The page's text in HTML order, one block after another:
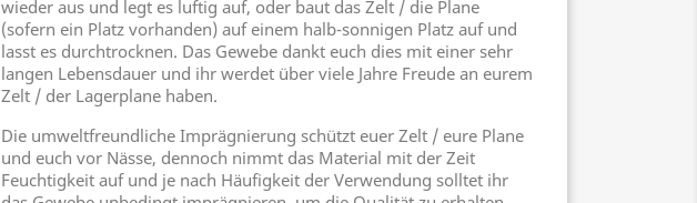
wieder aus und legt es luftig auf, oder baut das Zelt / die Plane
(sofern ein Platz vorhanden) auf einem halb-sonnigen Platz auf und
lasst es durchtrocknen. Das Gewebe dankt euch dies mit einer sehr
langen Lebensdauer und ihr werdet über viele Jahre Freude an eurem
Zelt / der Lagerplane haben.
Die umweltfreundliche Imprägnierung schützt euer Zelt / eure Plane
und euch vor Nässe, dennoch nimmt das Material mit der Zeit
Feuchtigkeit auf und je nach Häufigkeit der Verwendung solltet ihr